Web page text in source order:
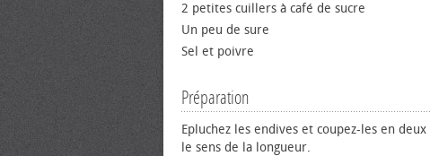
2 petites cuillers à café de sucre
Un peu de sure
Sel et poivre
Préparation
Epluchez les endives et coupez-les en deux
le sens de la longueur.